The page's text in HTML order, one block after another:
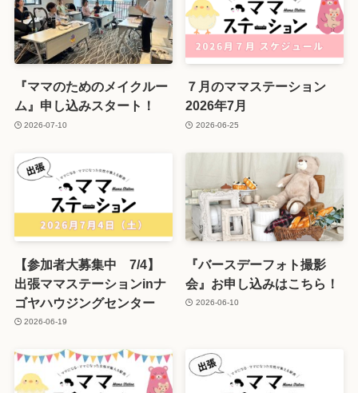
『ママのためのメイクルー
ム』申し込みスタート！
2026-07-10
７月のママステーション
2026年7月
2026-06-25
【参加者大募集中 7/4】
出張ママステーションinナ
ゴヤハウジングセンター
2026-06-19
『バースデーフォト撮影
会』お申し込みはこちら！
2026-06-10